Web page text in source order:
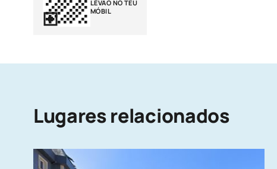
LÉVAO NO TEU
MÓBIL
Lugares relacionados